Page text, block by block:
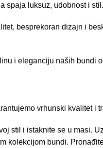
spaja luksuz, udobnost i
besprekoran dizajn i
i eleganciju naših bundi
vrhunski kvalitet
stil i istaknite se u masi.
kolekcijom bundi.